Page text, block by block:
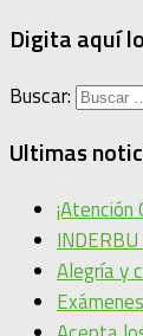
Digita aquí
Buscar:
Ultimas
Alegría y